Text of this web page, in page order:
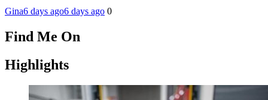
Gina6 days ago6 days ago 0
Find Me On
Highlights